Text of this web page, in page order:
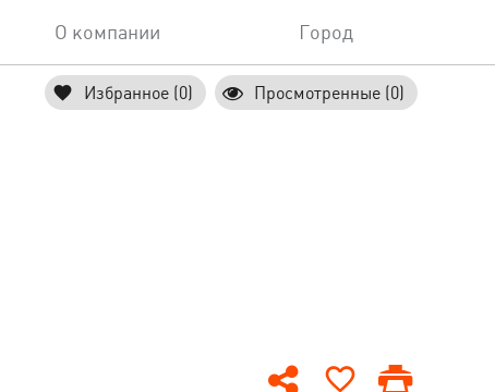
О компании Город
Избранное (0) Просмотренные (0)